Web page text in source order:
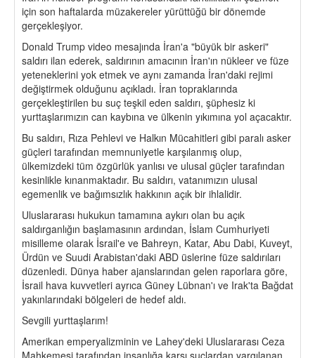
için son haftalarda müzakereler yürüttüğü bir dönemde
gerçekleşiyor.
Donald Trump video mesajında ​​İran'a "büyük bir askeri"
saldırı ilan ederek, saldırının amacının İran'ın nükleer ve füze
yeteneklerini yok etmek ve aynı zamanda İran'daki rejimi
değiştirmek olduğunu açıkladı. İran topraklarında
gerçekleştirilen bu suç teşkil eden saldırı, şüphesiz ki
yurttaşlarımızın can kaybına ve ülkenin yıkımına yol açacaktır.
Bu saldırı, Rıza Pehlevi ve Halkın Mücahitleri gibi paralı asker
güçleri tarafından memnuniyetle karşılanmış olup,
ülkemizdeki tüm özgürlük yanlısı ve ulusal güçler tarafından
kesinlikle kınanmaktadır. Bu saldırı, vatanımızın ulusal
egemenlik ve bağımsızlık hakkının açık bir ihlalidir.
Uluslararası hukukun tamamına aykırı olan bu açık
saldırganlığın başlamasının ardından, İslam Cumhuriyeti
misilleme olarak İsrail'e ve Bahreyn, Katar, Abu Dabi, Kuveyt,
Ürdün ve Suudi Arabistan'daki ABD üslerine füze saldırıları
düzenledi. Dünya haber ajanslarından gelen raporlara göre,
İsrail hava kuvvetleri ayrıca Güney Lübnan'ı ve Irak'ta Bağdat
yakınlarındaki bölgeleri de hedef aldı.
Sevgili yurttaşlarım!
Amerikan emperyalizminin ve Lahey'deki Uluslararası Ceza
Mahkemesi tarafından insanlığa karşı suçlardan yargılanan